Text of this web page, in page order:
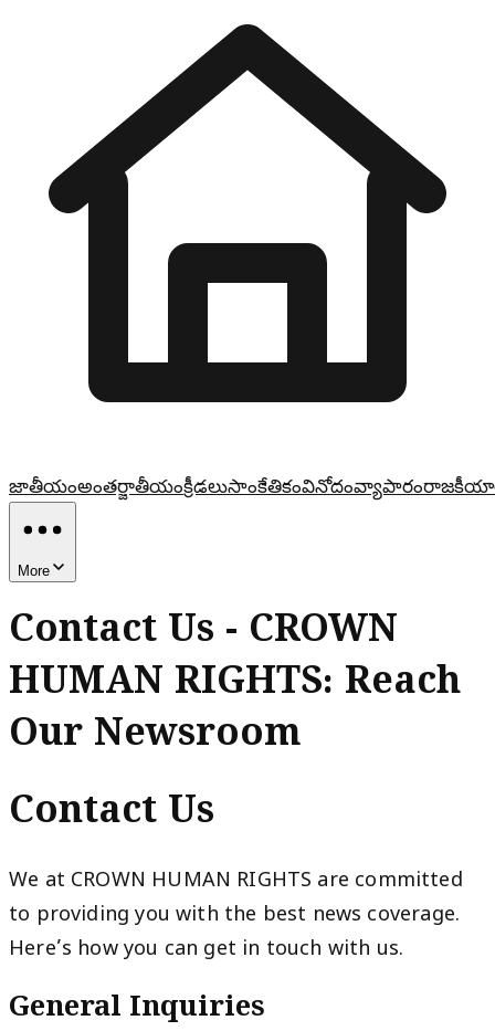
జాతీయంఅంతర్జాతీయంక్రీడలుసాంకేతికంవినోదంవ్యాపారం
More
Contact Us - CROWN
HUMAN RIGHTS: Reach
Our Newsroom
Contact Us
We at CROWN HUMAN RIGHTS are committed
to providing you with the best news coverage.
Here’s how you can get in touch with us.
General Inquiries